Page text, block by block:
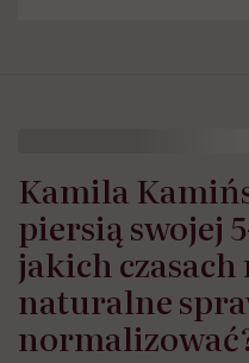
Kamila
piersią swojej
jakich czasach
naturalne